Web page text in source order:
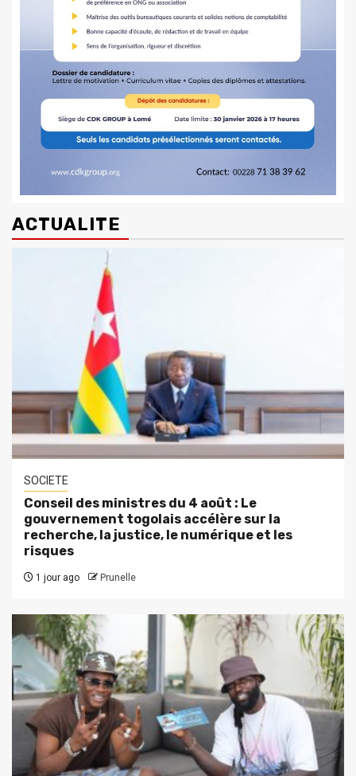
ACTUALITE
SOCIETE
Conseil des ministres du 4 août : Le
gouvernement togolais accélère sur la
recherche, la justice, le numérique et les
risques
1 jour ago Prunelle